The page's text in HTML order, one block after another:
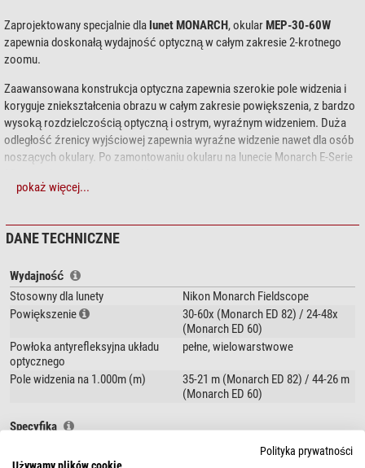
Zaprojektowany specjalnie dlalunet MONARCH, okularMEP-30-60W
zapewnia doskonałą wydajność optyczną w całym zakresie 2-krotnego
zoomu.
Zaawansowana konstrukcja optyczna zapewnia szerokie pole widzenia i
koryguje zniekształcenia obrazu w całym zakresie powiększenia, z bardzo
wysoką rozdzielczością optyczną i ostrym, wyraźnym widzeniem. Duża
odległość źrenicy wyjściowej zapewnia wyraźne widzenie nawet dla osób
noszących okulary. Po zamontowaniu okularu na lunecie Monarch E-Serie
Monarch E-Serie 60, powiększenie wynosi od 24x do 48x.
Monarch ED 82-A
Monarch ED 60-S
Monarch ED 60-A
Moc powiększenia i pole widzenia różnią się w zależności od modelu
lunety!
pokaż więcej...
DANE TECHNICZNE
Wydajność
Stosowny dla lunety
Nikon Monarch Fieldscope
Powiększenie
30-60x (Monarch ED 82) / 24-48x
(Monarch ED 60)
Powłoka antyrefleksyjna układu
optycznego
pełne, wielowarstwowe
Pole widzenia na 1.000m (m)
35-21 m (Monarch ED 82) / 44-26 m
(Monarch ED 60)
Specyfika
Wodoszczelność
Polityka prywatności
Używamy plików cookie